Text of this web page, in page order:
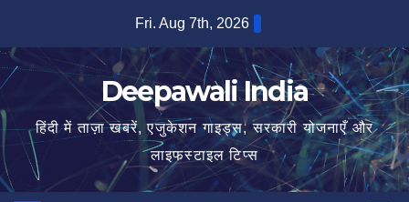
content
Fri. Aug 7th, 2026
Deepawali India
हिंदी में ताज़ा खबरें, एजुकेशन गाइड्स, सरकारी योजनाएँ और
लाइफस्टाइल टिप्स